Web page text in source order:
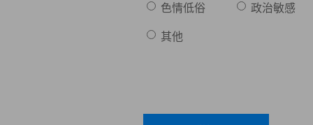
色情低俗 政治敏感
其他